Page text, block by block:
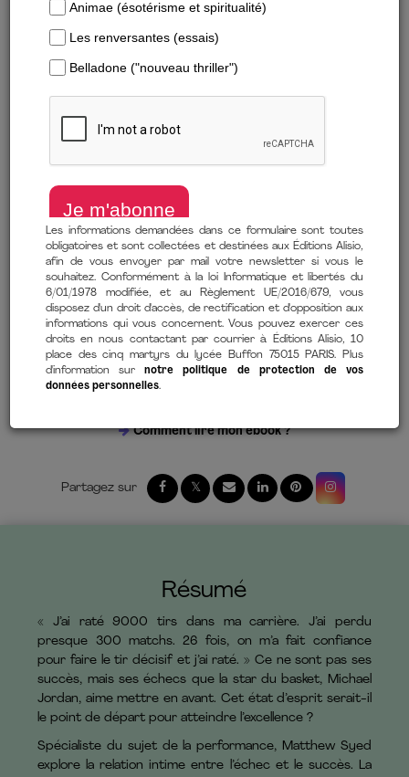
Télécharger un extrait
Le secret de la réussite se cache dans nos échecs
deMatthew SYED
(auteur)
Comment lire mon ebook ?
Résumé
« J’ai raté 9000 tirs dans ma carrière. J’ai perdu
presque 300 matchs. 26 fois, on m’a fait confiance
pour faire le tir décisif et j’ai raté. » Ce ne sont pas ses
succès, mais ses échecs que la star du basket, Michael
Jordan, aime mettre en avant. Cet état d’esprit serait-il
le point de départ pour atteindre l’excellence ?
Spécialiste du sujet de la performance, Matthew Syed
explore la relation intime entre l’échec et le succès. La
Les informations demandées dans ce formulaire sont toutes
obligatoires et sont collectées et destinées aux Éditions Alisio,
afin de vous envoyer par mail votre newsletter si vous le
souhaitez. Conformément à la loi Informatique et libertés du
6/01/1978 modifiée, et au Règlement UE/2016/679, vous
disposez d'un droit d'accès, de rectification et d'opposition aux
informations qui vous concernent. Vous pouvez exercer ces
droits en nous contactant par courrier à Éditions Alisio, 10
place des cinq martyrs du lycée Buffon 75015 PARIS. Plus
d'information surnotre politique de protection de vos
données personnelles.